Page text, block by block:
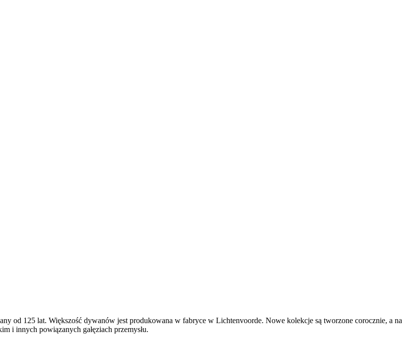
od 125 lat. Większość dywanów jest produkowana w fabryce w Lichtenvoorde. Nowe kolekcje są tworzone corocznie, a na
i innych powiązanych gałęziach przemysłu.